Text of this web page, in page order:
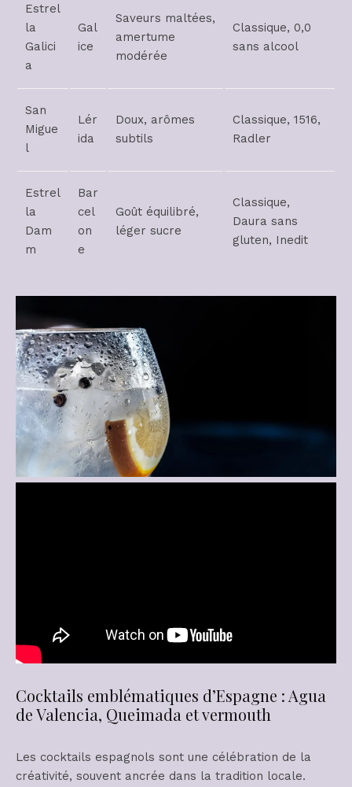
Estrel
la
Galici
a
Gal
ice
Saveurs maltées,
amertume
modérée
Classique, 0,0
sans alcool
San
Migue
l
Lér
ida
Doux, arômes
subtils
Classique, 1516,
Radler
Estrel
la
Dam
m
Bar
cel
on
e
Goût équilibré,
léger sucre
Classique,
Daura sans
gluten, Inedit
Cocktails emblématiques d’Espagne : Agua
de Valencia, Queimada et vermouth
Les cocktails espagnols sont une célébration de la
créativité, souvent ancrée dans la tradition locale.